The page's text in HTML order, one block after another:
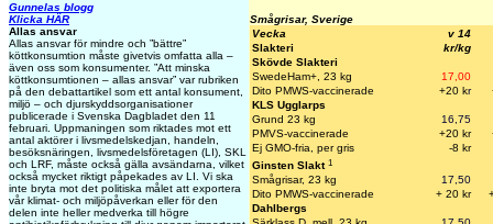
Gunnelas blogg
Klicka HÄR
Allas ansvar
Allas ansvar för mindre och ”bättre”
köttkonsumtion måste givetvis omfatta alla –
även oss som konsumenter. ”Att minska
köttkonsumtionen – allas ansvar” var rubriken
på den debattartikel som ett antal konsument,
miljö – och djurskyddsorganisationer
publicerade i Svenska Dagbladet den 11
februari. Uppmaningen som riktades mot ett
antal aktörer i livsmedelskedjan, handeln,
besöksnäringen, livsmedelsföretagen (LI), SKL
och LRF, måste också gälla avsändarna, vilket
också mycket riktigt påpekades av LI. Vi ska
inte bryta mot det politiska målet att exportera
vår klimat- och miljöpåverkan eller för den
delen inte heller medverka till högre
Smågrisar, Sverige
Vecka
v 14
Slakteri
kr/kg
Skövde Slakteri
SwedeHam+, 23 kg
17,00
Dito PMWS-vaccinerade
+20 kr
KLS Ugglarps
Grund 23 kg
16,75
PMVS-vaccinerade
+20 kr
Ej GMO-fria, per gris
-8 kr
Ginsten Slakt 1
Smågrisar, 23 kg
17,50
Dito PMWS-vaccinerade
+ 20 kr
Dahlbergs